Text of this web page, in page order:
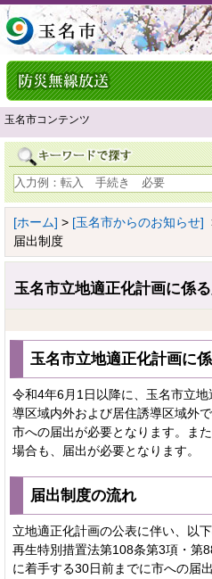
玉名市コンテンツ
[ホーム] > [玉名市からのお知らせ]
届出制度
玉名市立地適正化計画に係
玉名市立地適正化計画に
令和4年6月1日以降に、玉名市立
導区域内外および居住誘導区域外
市への届出が必要となります。ま
場合も、届出が必要となります。
届出制度の流れ
立地適正化計画の公表に伴い、以
再生特別措置法第108条第3項・第
に着手する30日前までに市への届